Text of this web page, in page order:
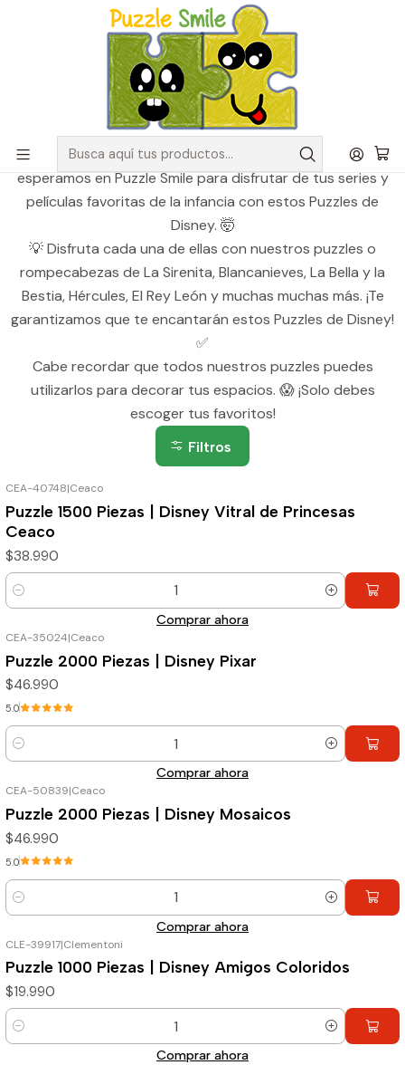
Envíos GRATIS para pedidos sobre $50.000 en Regiones de la
Catálogo de Puzzles y Rompecabezas Puzzles Disney
Puzzles Disney
¡Toda la magia de Disney en un solo lugar! 🤩✨ Te
esperamos en Puzzle Smile para disfrutar de tus series y
películas favoritas de la infancia con estos Puzzles de
Disney. 🤯
💡 Disfruta cada una de ellas con nuestros puzzles o
rompecabezas de La Sirenita, Blancanieves, La Bella y la
Bestia, Hércules, El Rey León y muchas muchas más. ¡Te
garantizamos que te encantarán estos Puzzles de Disney!
✅
Cabe recordar que todos nuestros puzzles puedes
utilizarlos para decorar tus espacios. 😱 ¡Solo debes
escoger tus favoritos!
Filtros
CEA-40748|Ceaco
Puzzle 1500 Piezas | Disney Vitral de Princesas
Ceaco
$38.990
Cantidad
Comprar ahora
CEA-35024|Ceaco
Puzzle 2000 Piezas | Disney Pixar
$46.990
5.0
Cantidad
Comprar ahora
CEA-50839|Ceaco
Puzzle 2000 Piezas | Disney Mosaicos
$46.990
5.0
Cantidad
Comprar ahora
CLE-39917|Clementoni
Puzzle 1000 Piezas | Disney Amigos Coloridos
$19.990
Cantidad
Comprar ahora